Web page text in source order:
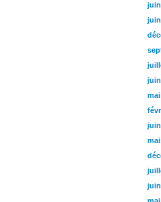
juin
juin
juin
mai
juin
mai
juin